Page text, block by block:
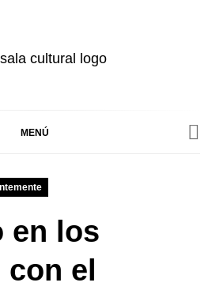
CULTURAL
DONDE ENCONTRARÁS TODO
MENÚ
en los
el